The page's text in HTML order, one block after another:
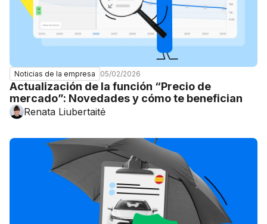
Noticias de la empresa 05/02/2026
Actualización de la función “Precio de
mercado”: Novedades y cómo te benefician
Renata Liubertaitė